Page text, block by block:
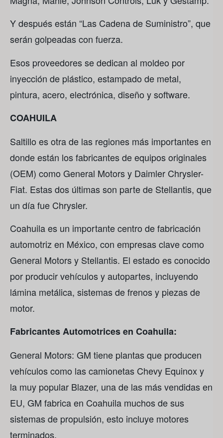
Y después están “Las Cadena de Suministro”, que
serán golpeadas con fuerza.
Esos proveedores se dedican al moldeo por
inyección de plástico, estampado de metal,
pintura, acero, electrónica, diseño y software.
COAHUILA
Saltillo es otra de las regiones más importantes en
donde están los fabricantes de equipos originales
(OEM) como General Motors y Daimler Chrysler-
Fiat. Estas dos últimas son parte de Stellantis, que
un día fue Chrysler.
Coahuila es un importante centro de fabricación
automotriz en México, con empresas clave como
General Motors y Stellantis. El estado es conocido
por producir vehículos y autopartes, incluyendo
lámina metálica, sistemas de frenos y piezas de
motor.
Fabricantes Automotrices en Coahuila:
General Motors: GM tiene plantas que producen
vehículos como las camionetas Chevy Equinox y
la muy popular Blazer, una de las más vendidas en
EU, GM fabrica en Coahuila muchos de sus
sistemas de propulsión, esto incluye motores
terminados.